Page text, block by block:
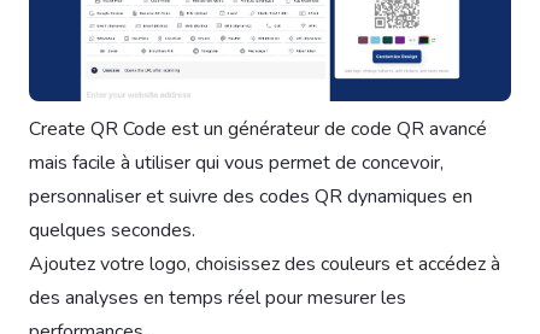
Create QR Code est un générateur de code QR avancé
mais facile à utiliser qui vous permet de concevoir,
personnaliser et suivre des codes QR dynamiques en
quelques secondes.
Ajoutez votre logo, choisissez des couleurs et accédez à
des analyses en temps réel pour mesurer les